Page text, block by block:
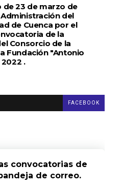
de 23 de marzo de
del
de Cuenca por el
de la
Consorcio de la
Fundación "Antonio
.
FACEBOOK
convocatorias de
de correo.